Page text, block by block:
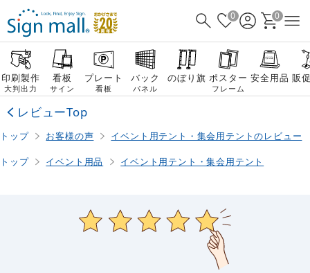
0 0
印刷製作
大判出力
看板
サイン
プレート
看板
バック
パネル
のぼり旗 ポスター
フレーム
安全用品 販
レビューTop
トップ お客様の声 イベント用テント・集会用テントのレビュー
トップ イベント用品 イベント用テント・集会用テント